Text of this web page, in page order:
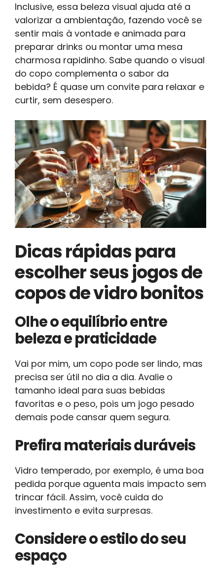
Inclusive, essa beleza visual ajuda até a
valorizar a ambientação, fazendo você se
sentir mais à vontade e animada para
preparar drinks ou montar uma mesa
charmosa rapidinho. Sabe quando o visual
do copo complementa o sabor da
bebida? É quase um convite para relaxar e
curtir, sem desespero.
Dicas rápidas para
escolher seus jogos de
copos de vidro bonitos
Olhe o equilíbrio entre
beleza e praticidade
Vai por mim, um copo pode ser lindo, mas
precisa ser útil no dia a dia. Avalie o
tamanho ideal para suas bebidas
favoritas e o peso, pois um jogo pesado
demais pode cansar quem segura.
Prefira materiais duráveis
Vidro temperado, por exemplo, é uma boa
pedida porque aguenta mais impacto sem
trincar fácil. Assim, você cuida do
investimento e evita surpresas.
Considere o estilo do seu
espaço